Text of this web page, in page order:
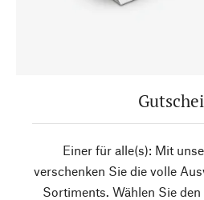
Einer für alle(s): Mit
verschenken Sie die volle
Sortiments. Wählen Sie